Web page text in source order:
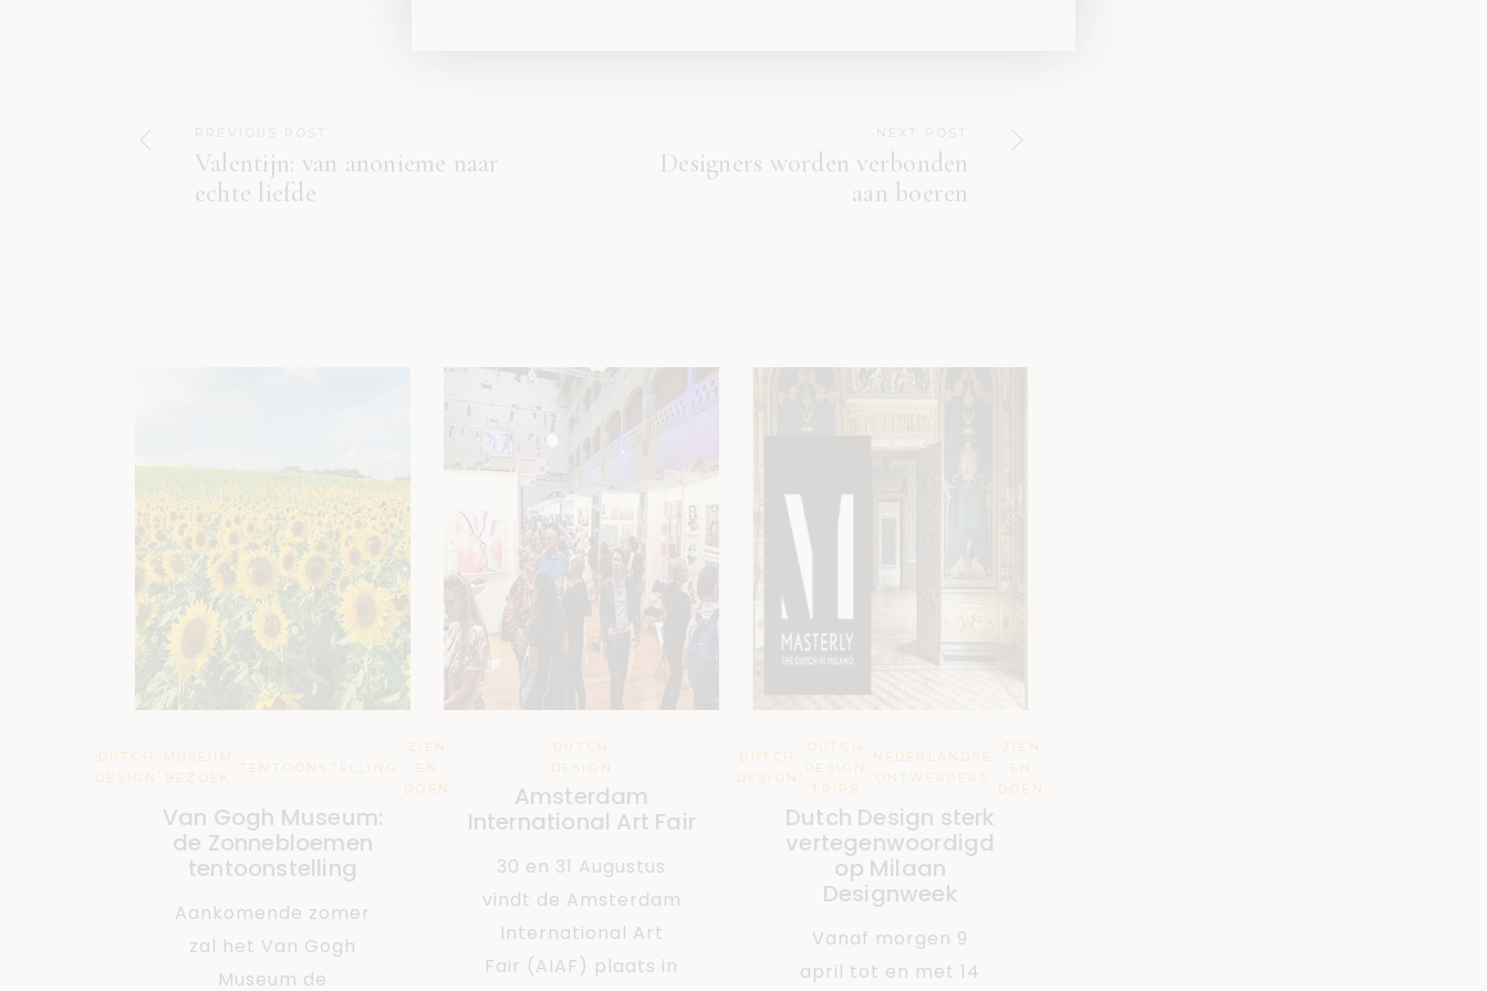
Valentijn: van anonieme naar
echte liefde
Designers worden verbonden
aan boeren
DUTCH
DESIGN
,
MUSEUM
BEZOEK
, TENTOONSTELLING ,
ZIEN
EN
DOEN
Van Gogh Museum:
de Zonnebloemen
tentoonstelling
Aankomende zomer
zal het Van Gogh
Museum de
DUTCH
DESIGN
Amsterdam
International Art Fair
30 en 31 Augustus
vindt de Amsterdam
International Art
Fair (AIAF) plaats in
DUTCH
DESIGN
,
DUTCH
DESIGN
TRIPS
,
NEDERLANDSE
ONTWERPERS
,
ZIEN
EN
DOEN
Dutch Design sterk
vertegenwoordigd
op Milaan
Designweek
Vanaf morgen 9
april tot en met 14